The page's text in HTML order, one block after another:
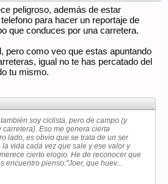
peligroso, además de estar
para hacer un reportaje de
que conduces por una carretera.
pero como veo que estas apuntando
igual no te has percatado del
tu mismo.
soy ciclista, pero de campo (y
carretera). Eso me genera cierta
lado, es obvio que se trata de un ser
vida cada vez que sale y ese valor y
cierto elogio. He de reconocer que
encuentro pienso:"Joer, que huev...